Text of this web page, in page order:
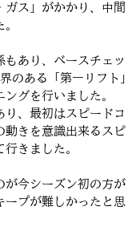
ガス」がかかり、中間
あり、ベースチェッ
のある「第一リフト」
グを行いました。
、最初はスピードコ
動きを意識出来るスピ
きました。
が今シーズン初の方が
ープが難しかったと思